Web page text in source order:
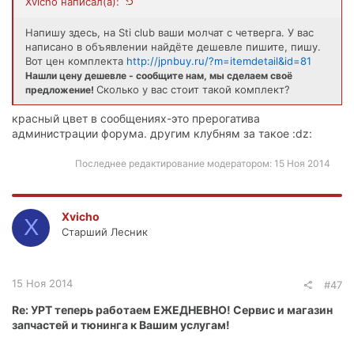
Напишу здесь, на Sti club ваши молчат с четверга. У вас
написано в объявлении найдёте дешевле пишите, пишу.
Вот цен комплекта http://jpnbuy.ru/?m=itemdetail&id=81
Нашли цену дешевле - сообщите нам, мы сделаем своё
предложение! Сколько у вас стоит такой комплект?
красный цвет в сообщениях-это прерогатива
администрации форума. другим клубням за такое :dz:
Последнее редактирование модератором: 15 Ноя 2014
X Xvicho
Старший Лесник
15 Ноя 2014 #47
Re: УРТ теперь работаем ЕЖЕДНЕВНО! Сервис и магазин
запчастей и тюнинга к Вашим услугам!